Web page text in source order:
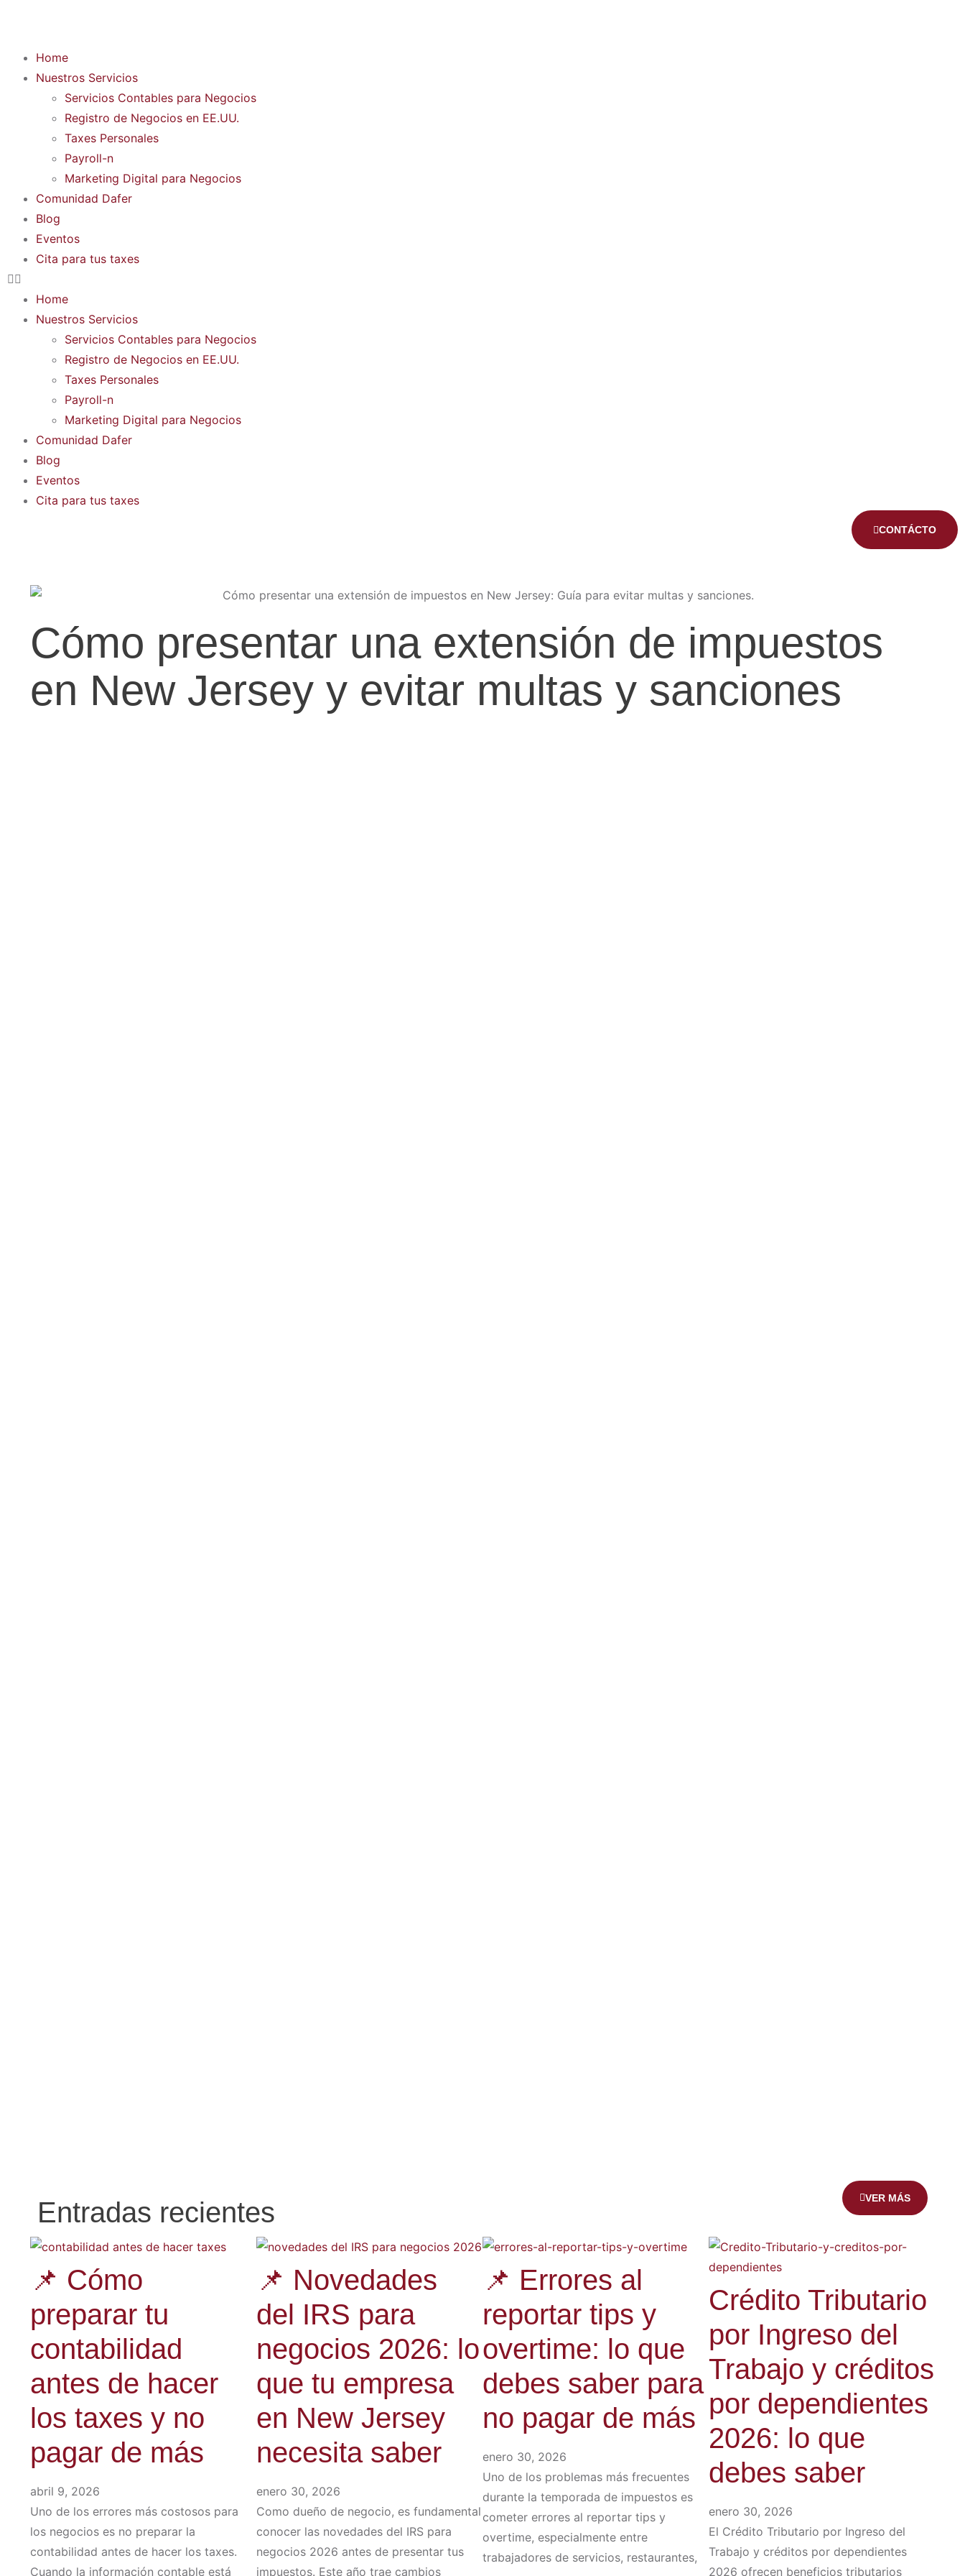
Home
Nuestros Servicios
Servicios Contables para Negocios
Registro de Negocios en EE.UU.
Taxes Personales
Payroll-n
Marketing Digital para Negocios
Comunidad Dafer
Blog
Eventos
Cita para tus taxes
Home
Nuestros Servicios
Servicios Contables para Negocios
Registro de Negocios en EE.UU.
Taxes Personales
Payroll-n
Marketing Digital para Negocios
Comunidad Dafer
Blog
Eventos
Cita para tus taxes
CONTÁCTO
Cómo presentar una extensión de impuestos
en New Jersey y evitar multas y sanciones
Entradas recientes VER MÁS
📌 Cómo
preparar tu
contabilidad
antes de hacer
los taxes y no
pagar de más
abril 9, 2026
Uno de los errores más costosos para
los negocios es no preparar la
contabilidad antes de hacer los taxes.
Cuando la información contable está
📌 Novedades
del IRS para
negocios 2026: lo
que tu empresa
en New Jersey
necesita saber
enero 30, 2026
Como dueño de negocio, es fundamental
conocer las novedades del IRS para
negocios 2026 antes de presentar tus
impuestos. Este año trae cambios
📌 Errores al
reportar tips y
overtime: lo que
debes saber para
no pagar de más
enero 30, 2026
Uno de los problemas más frecuentes
durante la temporada de impuestos es
cometer errores al reportar tips y
overtime, especialmente entre
trabajadores de servicios, restaurantes,
Crédito Tributario
por Ingreso del
Trabajo y créditos
por dependientes
2026: lo que
debes saber
enero 30, 2026
El Crédito Tributario por Ingreso del
Trabajo y créditos por dependientes
2026 ofrecen beneficios tributarios